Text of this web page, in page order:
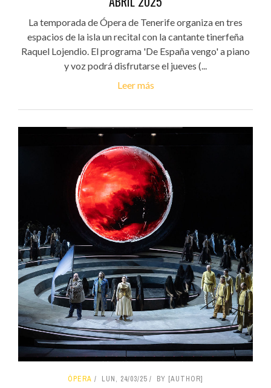
La temporada de Ópera de Tenerife organiza en tres
espacios de la isla un recital con la cantante tinerfeña
Raquel Lojendio. El programa 'De España vengo' a piano
y voz podrá disfrutarse el jueves (...
Leer más
ÓPERA LUN, 24/03/25 BY [AUTHOR]